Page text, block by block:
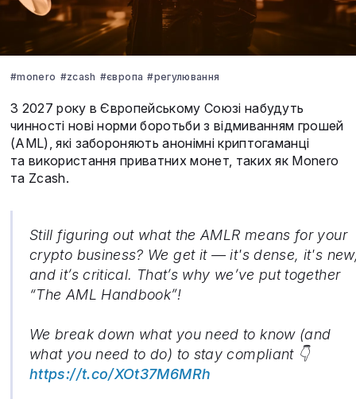
#monero #zcash #європа #регулювання
З 2027 року в Європейському Союзі набудуть
чинності нові норми боротьби з відмиванням грошей
(AML), які забороняють анонімні криптогаманці
та використання приватних монет, таких як Monero
та Zcash.
Still figuring out what the AMLR means for your
crypto business? We get it — it's dense, it's
and it’s critical. That’s why we’ve put together
“The AML Handbook”!
We break down what you need to know (and
what you need to do) to stay compliant 👇
https://t.co/XOt37M6MRh